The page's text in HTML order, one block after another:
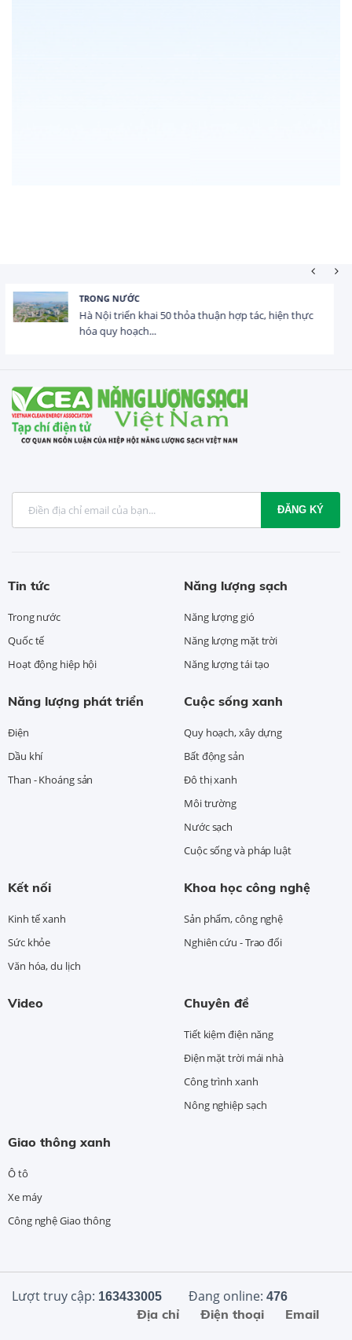
HOẠT ĐỘNG ĐẦU TƯ
Tổng vốn FDI đăng ký vào Việt Nam đạt gần 25 tỷ
USD trong 5 tháng...
ĐĂNG KÝ
Tin tức
Trong nước
Quốc tế
Hoạt động hiệp hội
Năng lượng sạch
Năng lượng gió
Năng lượng mặt trời
Năng lượng tái tạo
Năng lượng phát triển
Điện
Dầu khí
Than - Khoáng sản
Cuộc sống xanh
Quy hoạch, xây dựng
Bất động sản
Đô thị xanh
Môi trường
Nước sạch
Cuộc sống và pháp luật
Kết nối
Kinh tế xanh
Sức khỏe
Văn hóa, du lịch
Khoa học công nghệ
Sản phẩm, công nghệ
Nghiên cứu - Trao đổi
Video Chuyên đề
Tiết kiệm điện năng
Điện mặt trời mái nhà
Công trình xanh
Nông nghiệp sạch
Giao thông xanh
Ô tô
Xe máy
Công nghệ Giao thông
Lượt truy cập: 163433005 Đang online: 476
Email
Điện thoại
Địa chỉ